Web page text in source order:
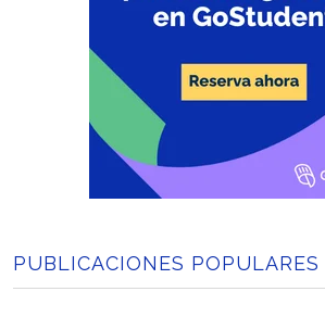
PUBLICACIONES POPULARES